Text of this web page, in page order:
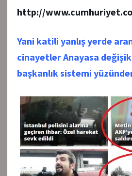
http://
Yani katili yanlış yerde
cinayetler Anayasa
başkanlık sistemi